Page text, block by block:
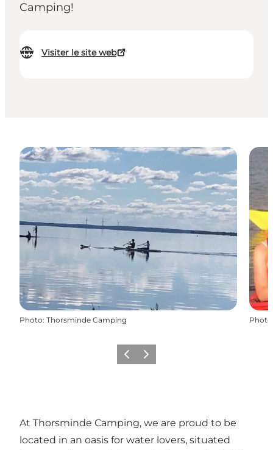
Camping!
Visiter le site web
Photo: Thorsminde Camping Photo
PrécédentSuivant
At Thorsminde Camping, we are proud to be
located in an oasis for water lovers, situated